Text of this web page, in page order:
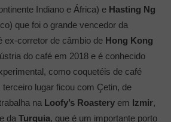
Indiano e África) e Hasting Ng
que foi o grande vencedor da
ex-corretor de câmbio de Hong Kong
do café em 2018 e é conhecido
como coquetéis de café
lugar ficou com Çetin, de
na Loofy’s Roastery em Izmir,
da Turquia, que é um importante porto